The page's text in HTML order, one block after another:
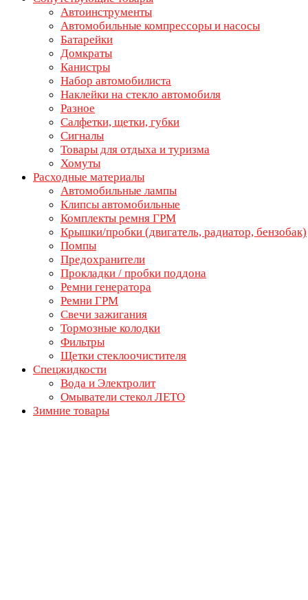
Автоинструменты
Автомобильные компрессоры и насосы
Батарейки
Домкраты
Канистры
Набор автомобилиста
Наклейки на стекло автомобиля
Разное
Салфетки, щетки, губки
Сигналы
Товары для отдыха и туризма
Хомуты
Расходные материалы
Автомобильные лампы
Клипсы автомобильные
Комплекты ремня ГРМ
Крышки/пробки (двигатель, радиатор, бензобак)
Помпы
Предохранители
Прокладки / пробки поддона
Ремни генератора
Ремни ГРМ
Свечи зажигания
Тормозные колодки
Фильтры
Щетки стеклоочистителя
Спецжидкости
Вода и Электролит
Омыватели стекол ЛЕТО
Зимние товары